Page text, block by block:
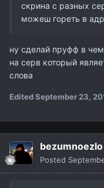
скрина с разных
можеш гореть в
ну сделай пруфф в
на серв который
слова
EditedSeptember 23,
bezumnoezlo
Posted